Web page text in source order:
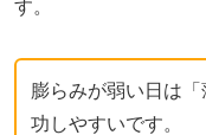
す。
膨らみが弱い日は
功しやすいです。